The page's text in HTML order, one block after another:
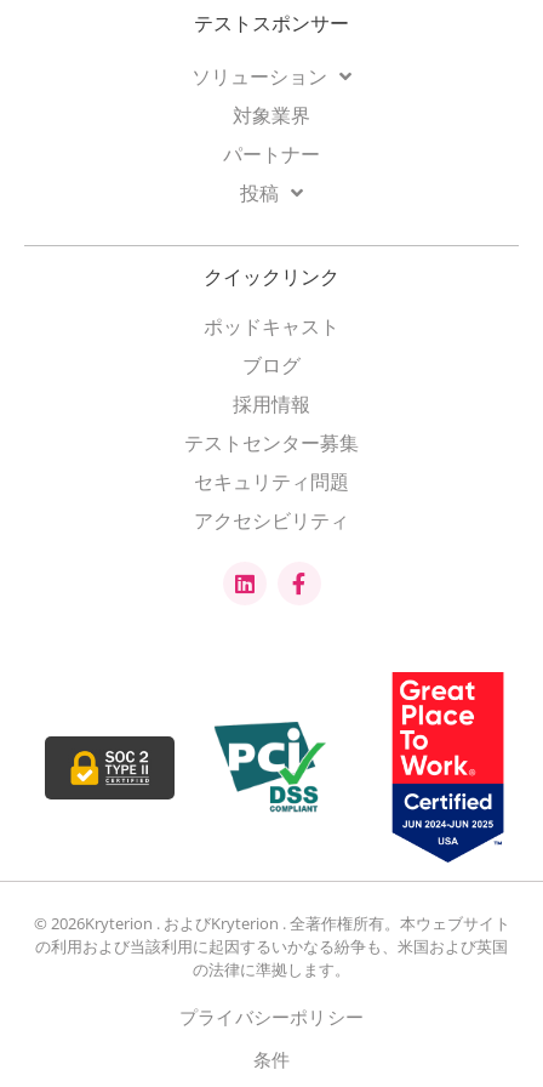
テストスポンサー
ソリューション
対象業界
パートナー
投稿
クイックリンク
ポッドキャスト
ブログ
採用情報
テストセンター募集
セキュリティ問題
アクセシビリティ
© 2026Kryterion . およびKryterion . 全著作権所有。本ウェブサイト
の利用および当該利用に起因するいかなる紛争も、米国および英国
の法律に準拠します。
プライバシーポリシー
条件